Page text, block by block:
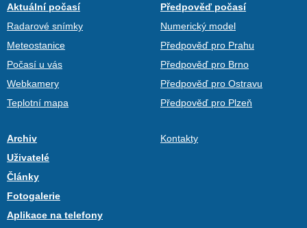
Aktuální počasí
Radarové snímky
Meteostanice
Počasí u vás
Webkamery
Teplotní mapa
Předpověď počasí
Numerický model
Předpověď pro Prahu
Předpověď pro Brno
Předpověď pro Ostravu
Předpověď pro Plzeň
Archiv
Uživatelé
Články
Fotogalerie
Aplikace na telefony
Kontakty